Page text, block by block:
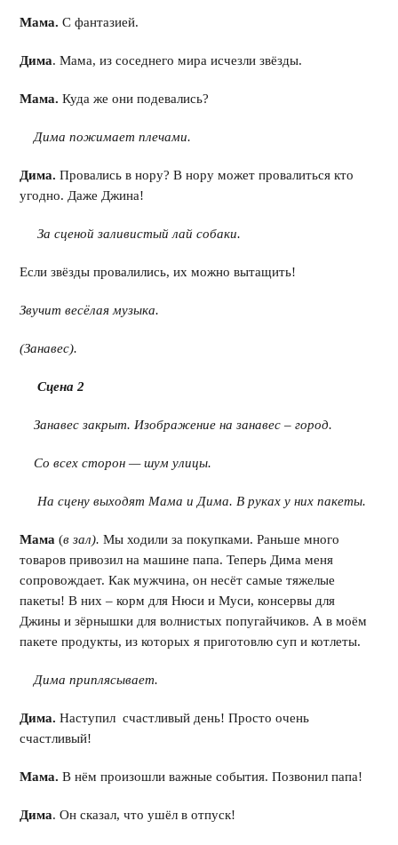
Мама. С фантазией.
Дима. Мама, из соседнего мира исчезли звёзды.
Мама. Куда же они подевались?
Дима пожимает плечами.
Дима. Провались в нору? В нору может провалиться кто
угодно. Даже Джина!
За сценой заливистый лай собаки.
Если звёзды провалились, их можно вытащить!
Звучит весёлая музыка.
(Занавес).
Сцена 2
Занавес закрыт. Изображение на занавес – город.
Со всех сторон — шум улицы.
На сцену выходят Мама и Дима. В руках у них пакеты.
Мама (в зал). Мы ходили за покупками. Раньше много
товаров привозил на машине папа. Теперь Дима меня
сопровождает. Как мужчина, он несёт самые тяжелые
пакеты! В них – корм для Нюси и Муси, консервы для
Джины и зёрнышки для волнистых попугайчиков. А в моём
пакете продукты, из которых я приготовлю суп и котлеты.
Дима приплясывает.
Дима. Наступил счастливый день! Просто очень
счастливый!
Мама. В нём произошли важные события. Позвонил папа!
Дима. Он сказал, что ушёл в отпуск!